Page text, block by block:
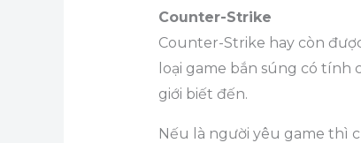
Counter-Strike
Counter-Strike hay còn
loại game bắn súng có
giới biết đến.
Nếu là người yêu game thì